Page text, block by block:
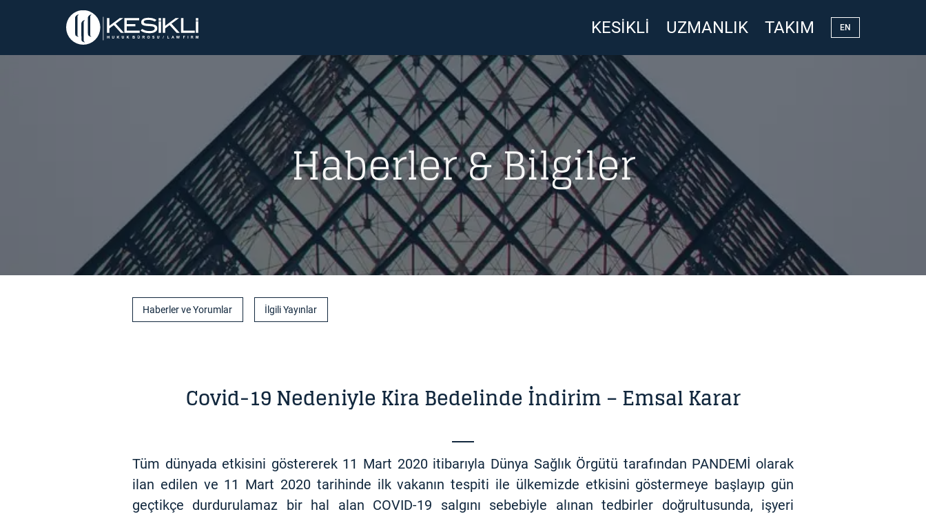
KESIKLI UZMANLIK TAKIM EN
Haberler & Bilgiler
Haberler ve Yorumlar İlgili Yayınlar
Covid-19 Nedeniyle Kira Bedelinde İndirim – Emsal Karar
Tüm dünyada etkisini göstererek 11 Mart 2020 itibarıyla Dünya Sağlık Örgütü tarafından PANDEMİ olarak
ilan edilen ve 11 Mart 2020 tarihinde ilk vakanın tespiti ile ülkemizde etkisini göstermeye başlayıp gün
geçtikçe durdurulamaz bir hal alan COVID-19 salgını sebebiyle alınan tedbirler doğrultusunda, işyeri